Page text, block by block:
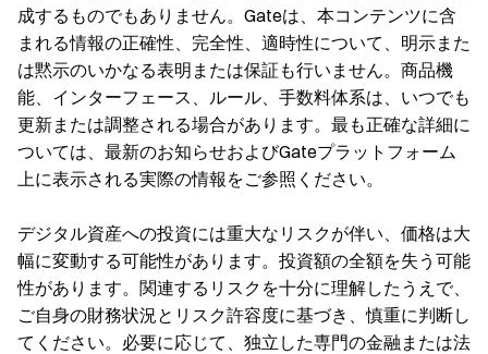
成するものでもありません。Gateは、本コンテンツに含
まれる情報の正確性、完全性、適時性について、明示また
は黙示のいかなる表明または保証も行いません。商品機
能、インターフェース、ルール、手数料体系は、いつでも
更新または調整される場合があります。最も正確な詳細に
ついては、最新のお知らせおよびGateプラットフォーム
上に表示される実際の情報をご参照ください。
デジタル資産への投資には重大なリスクが伴い、価格は大
幅に変動する可能性があります。投資額の全額を失う可能
性があります。関連するリスクを十分に理解したうえで、
ご自身の財務状況とリスク許容度に基づき、慎重に判断し
てください。必要に応じて、独立した専門の金融または法